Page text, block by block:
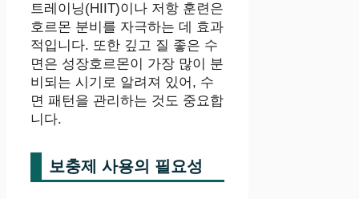
트레이닝(HIIT)이나 저항 훈련은
호르몬 분비를 자극하는 데 효과
적입니다. 또한 깊고 질 좋은 수
면은 성장호르몬이 가장 많이 분
비되는 시기로 알려져 있어, 수
면 패턴을 관리하는 것도 중요합
니다.
보충제 사용의 필요성